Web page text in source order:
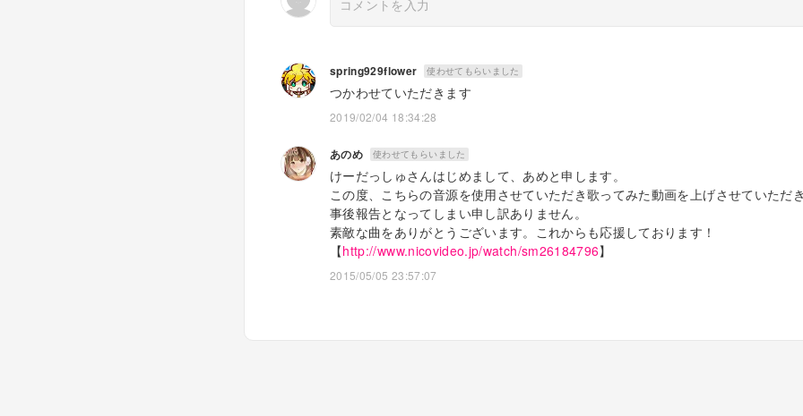
不確かなモノを確かめたくて
退廃にそっと耳を寄せた
音のない予感に怯えている
壊れかけのステレオ繋いだ
1＋1 ＝ 2 だって言うけど
その公式が正解だとしたのなら
限りなく0に近い僕と君は
何になればいいんだろう
もうどうしようもないんだよ。
spring929flower 使わせてもらいました
つかわせていただきます
2019/02/04 18:34:28
あのめ 使わせてもらいました
けーだっしゅさんはじめまして、あめと申します。
この度、こちらの音源を使用させていただき歌ってみた動画を上げさせていただ
事後報告となってしまい申し訳ありません。
素敵な曲をありがとうございます。これからも応援しております！
【http://www.nicovideo.jp/watch/sm26184796】
2015/05/05 23:57:07